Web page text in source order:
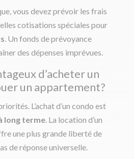
vous devez prévoir les frais
cotisations spéciales pour
. Un fonds de prévoyance
des dépenses imprévues.
d’acheter un
un appartement?
L’achat d’un condo est
long terme. La location d’un
une plus grande liberté de
de réponse universelle.